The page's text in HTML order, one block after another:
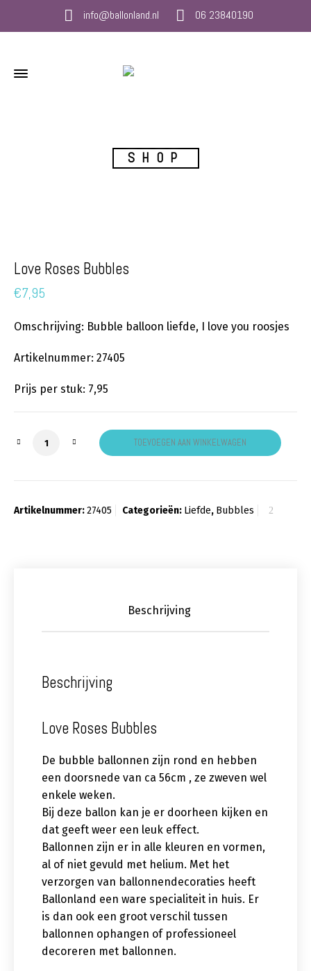
info@ballonland.nl 06 23840190
SHOP
Love Roses Bubbles
€7,95
Omschrijving: Bubble balloon liefde, I love you roosjes
Artikelnummer: 27405
Prijs per stuk: 7,95
Love Roses Bubbles aantalTOEVOEGEN AAN WINKELWAGEN
Artikelnummer:27405 Categorieën: Liefde, Bubbles
Beschrijving
Beschrijving
Love Roses Bubbles
De bubble ballonnen zijn rond en hebben
een doorsnede van ca 56cm , ze zweven wel
enkele weken.
Bij deze ballon kan je er doorheen kijken en
dat geeft weer een leuk effect.
Ballonnen zijn er in alle kleuren en vormen,
al of niet gevuld met helium. Met het
verzorgen van ballonnendecoraties heeft
Ballonland een ware specialiteit in huis. Er
is dan ook een groot verschil tussen
ballonnen ophangen of professioneel
decoreren met ballonnen.